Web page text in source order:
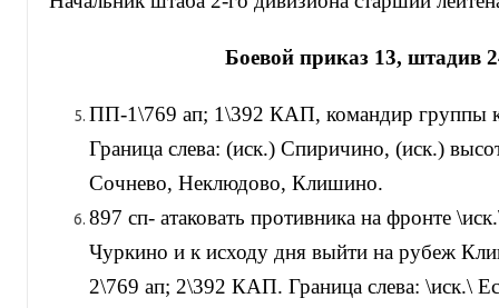
Боевой приказ 13, штадив
ПП-1\769 ап; 1\392 КАП, командир группы
Граница слева: (иск.) Спиричино, (иск.)
Сочнево, Неклюдово, Клишино.
897 сп- атаковать противника на фронте
Чуркино и к исходу дня выйти на рубеж
2\769 ап; 2\392 КАП. Граница слева: \иск.\